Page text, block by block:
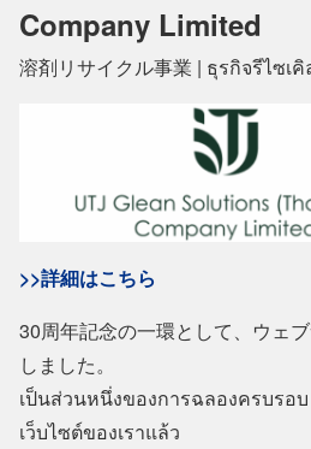
Company Limited
溶剤リサイクル事業 | ธุรกิจรีไซเ
>>詳細はこちら
30周年記念の一環として、ウェ
しました。
เป็นส่วนหนึ่งของการฉลองครบรอบ
เว็บไซต์ของเราแล้ว